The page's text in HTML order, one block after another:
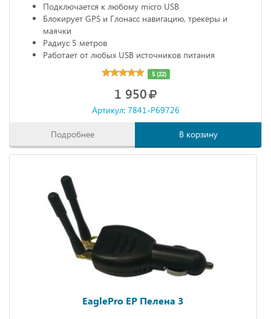
Подключается к любому micro USB
Блокирует GPS и Глонасс навигацию, трекеры и
маячки
Радиус 5 метров
Работает от любых USB источников питания
Габариты: 68х20х10 мм
5 (22)
1 950
Артикул: 7841-P69726
Подробнее В корзину
EaglePro EP Пелена 3